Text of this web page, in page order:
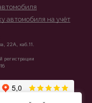
автомобиля на учёт
22А, каб.11.
регистрации